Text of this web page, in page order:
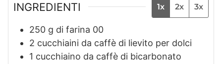
INGREDIENTI 1x 2x 3x
250 g di farina 00
2 cucchiaini da caffè di lievito per dolci
1 cucchiaino da caffè di bicarbonato